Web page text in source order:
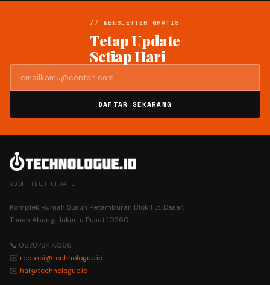
// NEWSLETTER GRATIS
Tetap Update
Setiap Hari
DAFTAR SEKARANG
YOUR TECH UPDATE
Komplek Rumah Susun Petamburan Blok 1 Lt. Dasar,
Tanah Abang, Jakarta Pusat 10260
📞 087878477366
✉️ redaksi@technologue.id
✉️ hai@technologue.id